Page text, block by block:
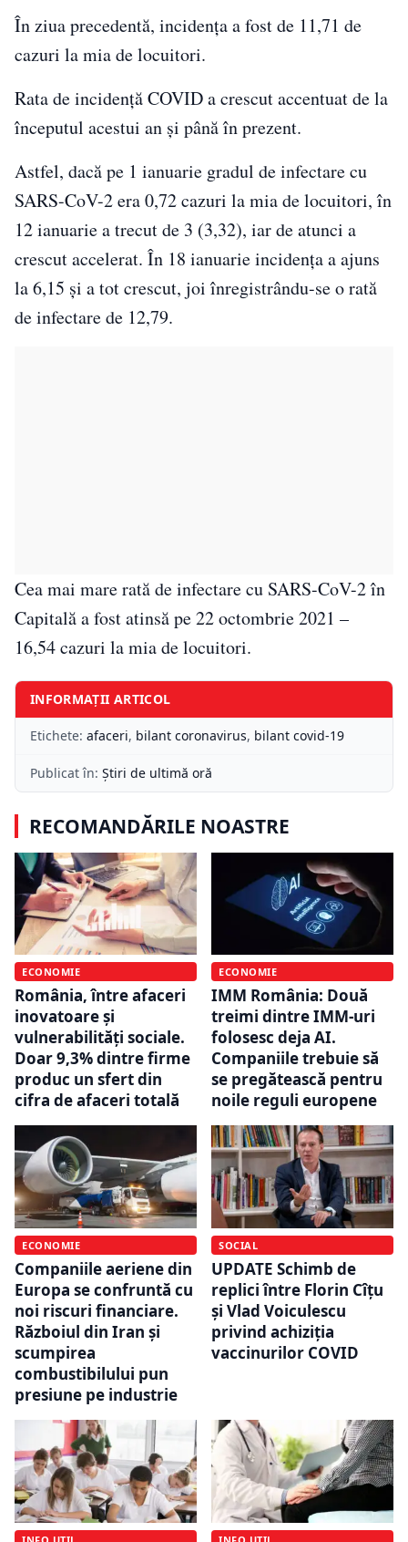
În ziua precedentă, incidenţa a fost de 11,71 de
cazuri la mia de locuitori.
Rata de incidenţă COVID a crescut accentuat de la
începutul acestui an şi până în prezent.
Astfel, dacă pe 1 ianuarie gradul de infectare cu
SARS-CoV-2 era 0,72 cazuri la mia de locuitori, în
12 ianuarie a trecut de 3 (3,32), iar de atunci a
crescut accelerat. În 18 ianuarie incidenţa a ajuns
la 6,15 şi a tot crescut, joi înregistrându-se o rată
de infectare de 12,79.
Cea mai mare rată de infectare cu SARS-CoV-2 în
Capitală a fost atinsă pe 22 octombrie 2021 –
16,54 cazuri la mia de locuitori.
INFORMAȚII ARTICOL
Etichete: afaceri, bilant coronavirus, bilant covid-19
Publicat în: Știri de ultimă oră
RECOMANDĂRILE NOASTRE
ECONOMIE
România, între afaceri
inovatoare și
vulnerabilități sociale.
Doar 9,3% dintre firme
produc un sfert din
cifra de afaceri totală
ECONOMIE
IMM România: Două
treimi dintre IMM-uri
folosesc deja AI.
Companiile trebuie să
se pregătească pentru
noile reguli europene
ECONOMIE
Companiile aeriene din
Europa se confruntă cu
noi riscuri financiare.
Războiul din Iran și
scumpirea
combustibilului pun
presiune pe industrie
SOCIAL
UPDATE Schimb de
replici între Florin Cîțu
și Vlad Voiculescu
privind achiziția
vaccinurilor COVID